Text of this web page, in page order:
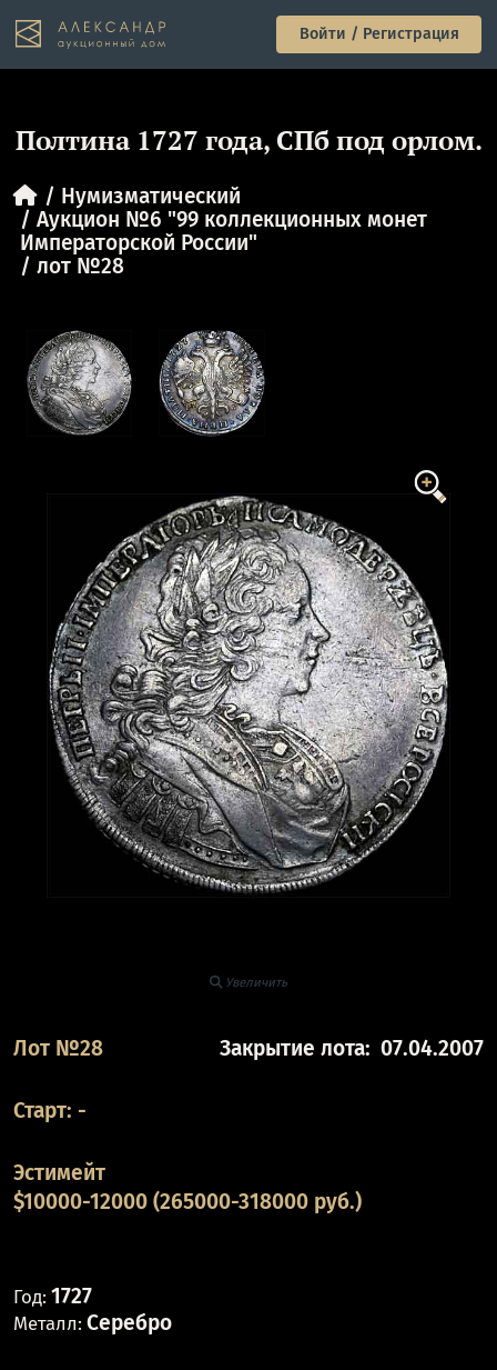
Войти / Регистрация
Полтина 1727 года, СПб под орлом.
Нумизматический
Аукцион №6 "99 коллекционных монет
Императорской России"
лот №28
Увеличить
Лот №28 Закрытие лота: 07.04.2007
Старт: -
Эстимейт
$10000-12000 (265000-318000 руб.)
Год: 1727
Металл: Серебро